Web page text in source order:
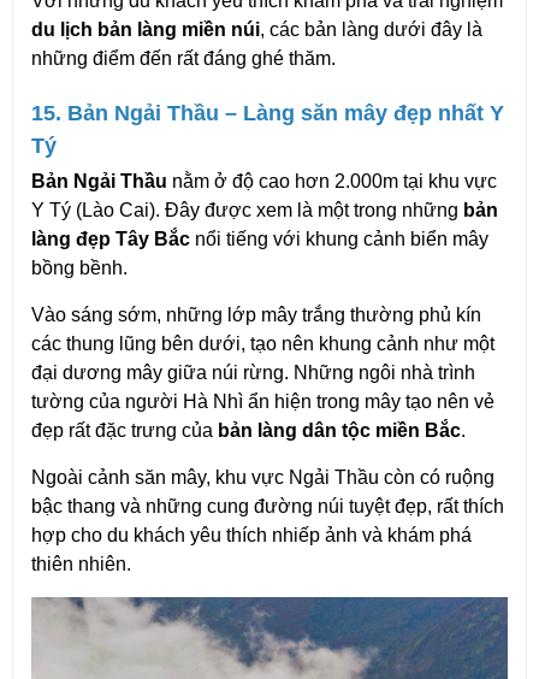
du lịch bản làng miền núi, các bản làng dưới đây là
những điểm đến rất đáng ghé thăm.
15. Bản Ngải Thầu – Làng săn mây đẹp nhất Y
Tý
Bản Ngải Thầu nằm ở độ cao hơn 2.000m tại khu vực
Y Tý (Lào Cai). Đây được xem là một trong những bản
làng đẹp Tây Bắc nổi tiếng với khung cảnh biển mây
bồng bềnh.
Vào sáng sớm, những lớp mây trắng thường phủ kín
các thung lũng bên dưới, tạo nên khung cảnh như một
đại dương mây giữa núi rừng. Những ngôi nhà trình
tường của người Hà Nhì ẩn hiện trong mây tạo nên vẻ
đẹp rất đặc trưng của bản làng dân tộc miền Bắc.
Ngoài cảnh săn mây, khu vực Ngải Thầu còn có ruộng
bậc thang và những cung đường núi tuyệt đẹp, rất thích
hợp cho du khách yêu thích nhiếp ảnh và khám phá
thiên nhiên.